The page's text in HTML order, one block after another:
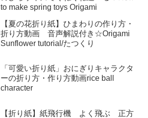
to make spring toys Origami
【夏の花折り紙】ひまわりの作り方・
折り方動画 音声解説付き☆Origami
Sunflower tutorial/たつくり
「可愛い折り紙」おにぎりキャラクタ
ーの折り方・作り方動画rice ball
character
【折り紙】紙飛行機 よく飛ぶ 正方